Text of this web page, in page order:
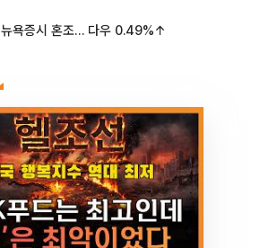
뉴욕증시 혼조… 다우 0.49%↑